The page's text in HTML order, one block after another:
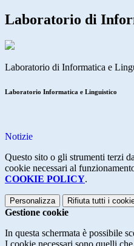
Laboratorio di
Laboratorio di Informatica e
Laboratorio Informatica e Linguistico
Notizie
Questo sito o gli strumenti terzi
cookie necessari al
COOKIE POLICY.
Personalizza Rifiuta tutti i
Gestione cookie
In questa schermata è possibile
I cookie necessari sono quelli